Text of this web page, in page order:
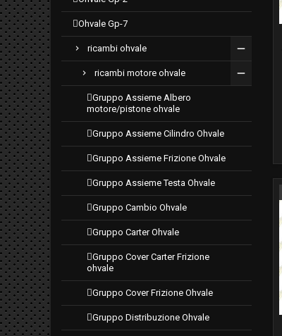
ohvale gp-7
ricambi ohvale
ricambi motore ohvale
gruppo assieme albero
motore/pistone ohvale
gruppo assieme cilindro ohvale
gruppo assieme frizione ohvale
gruppo assieme testa ohvale
gruppo cambio ohvale
gruppo carter ohvale
gruppo cover carter frizione
ohvale
gruppo cover frizione ohvale
gruppo distribuzione ohvale